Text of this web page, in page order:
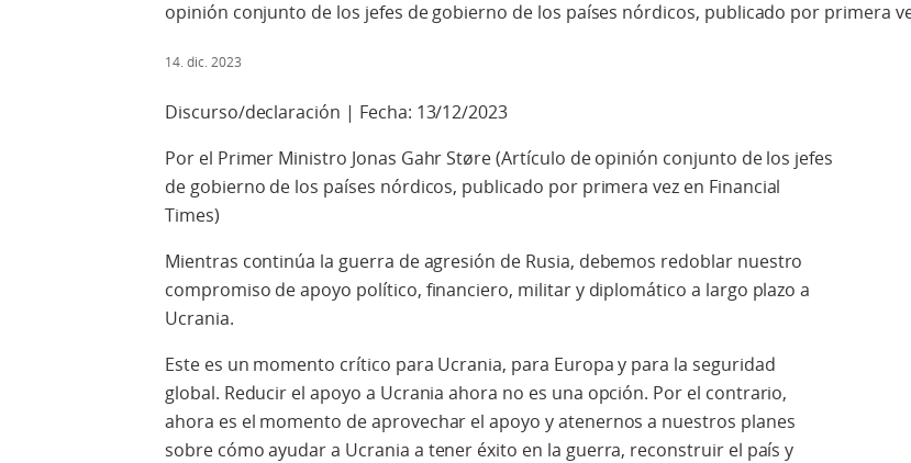
opinión conjunto de los jefes de gobierno de los países nórdicos, publicado por primera
14. dic. 2023
Discurso/declaración | Fecha: 13/12/2023
Por el Primer Ministro Jonas Gahr Støre (Artículo de opinión conjunto de los jefes
de gobierno de los países nórdicos, publicado por primera vez en Financial
Times)
Mientras continúa la guerra de agresión de Rusia, debemos redoblar nuestro
compromiso de apoyo político, financiero, militar y diplomático a largo plazo a
Ucrania.
Este es un momento crítico para Ucrania, para Europa y para la seguridad
global. Reducir el apoyo a Ucrania ahora no es una opción. Por el contrario,
ahora es el momento de aprovechar el apoyo y atenernos a nuestros planes
sobre cómo ayudar a Ucrania a tener éxito en la guerra, reconstruir el país y